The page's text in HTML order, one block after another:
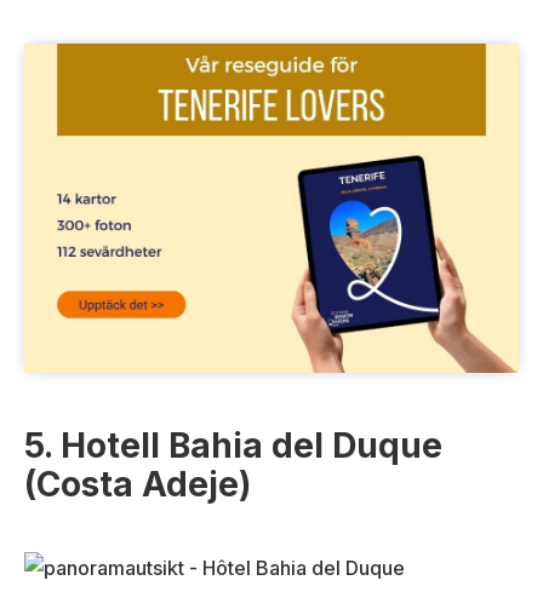
5. Hotell Bahia del Duque
(Costa Adeje)